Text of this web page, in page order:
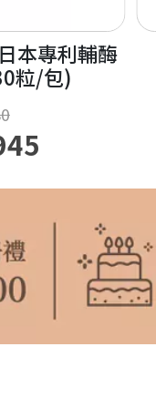
康基礎！養
公克/罐)